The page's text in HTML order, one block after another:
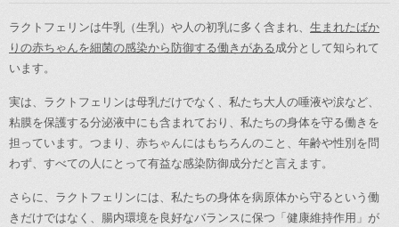
ラクトフェリンは牛乳（生乳）や人の初乳に多く含まれ、 生まれたばか
りの赤ちゃんを細菌の感染から防御する働きがある成分として知られて
います。
実は、ラクトフェリンは母乳だけでなく、私たち大人の唾液や涙など、
粘膜を保護する分泌液中にも含まれており、私たちの身体を守る働きを
担っています。つまり、赤ちゃんにはもちろんのこと、年齢や性別を問
わず、すべての人にとって有益な感染防御成分だと言えます。
さらに、ラクトフェリンには、私たちの身体を病原体から守るという働
きだけではなく、腸内環境を良好なバランスに保つ「健康維持作用」が